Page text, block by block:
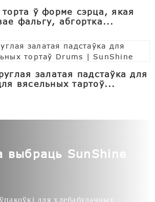
ў форме сэрца, якая
фальгу, абгортка...
залатая падстаўка для
вясельных тартоў...
выбраць SunShine
для хлебабулачных